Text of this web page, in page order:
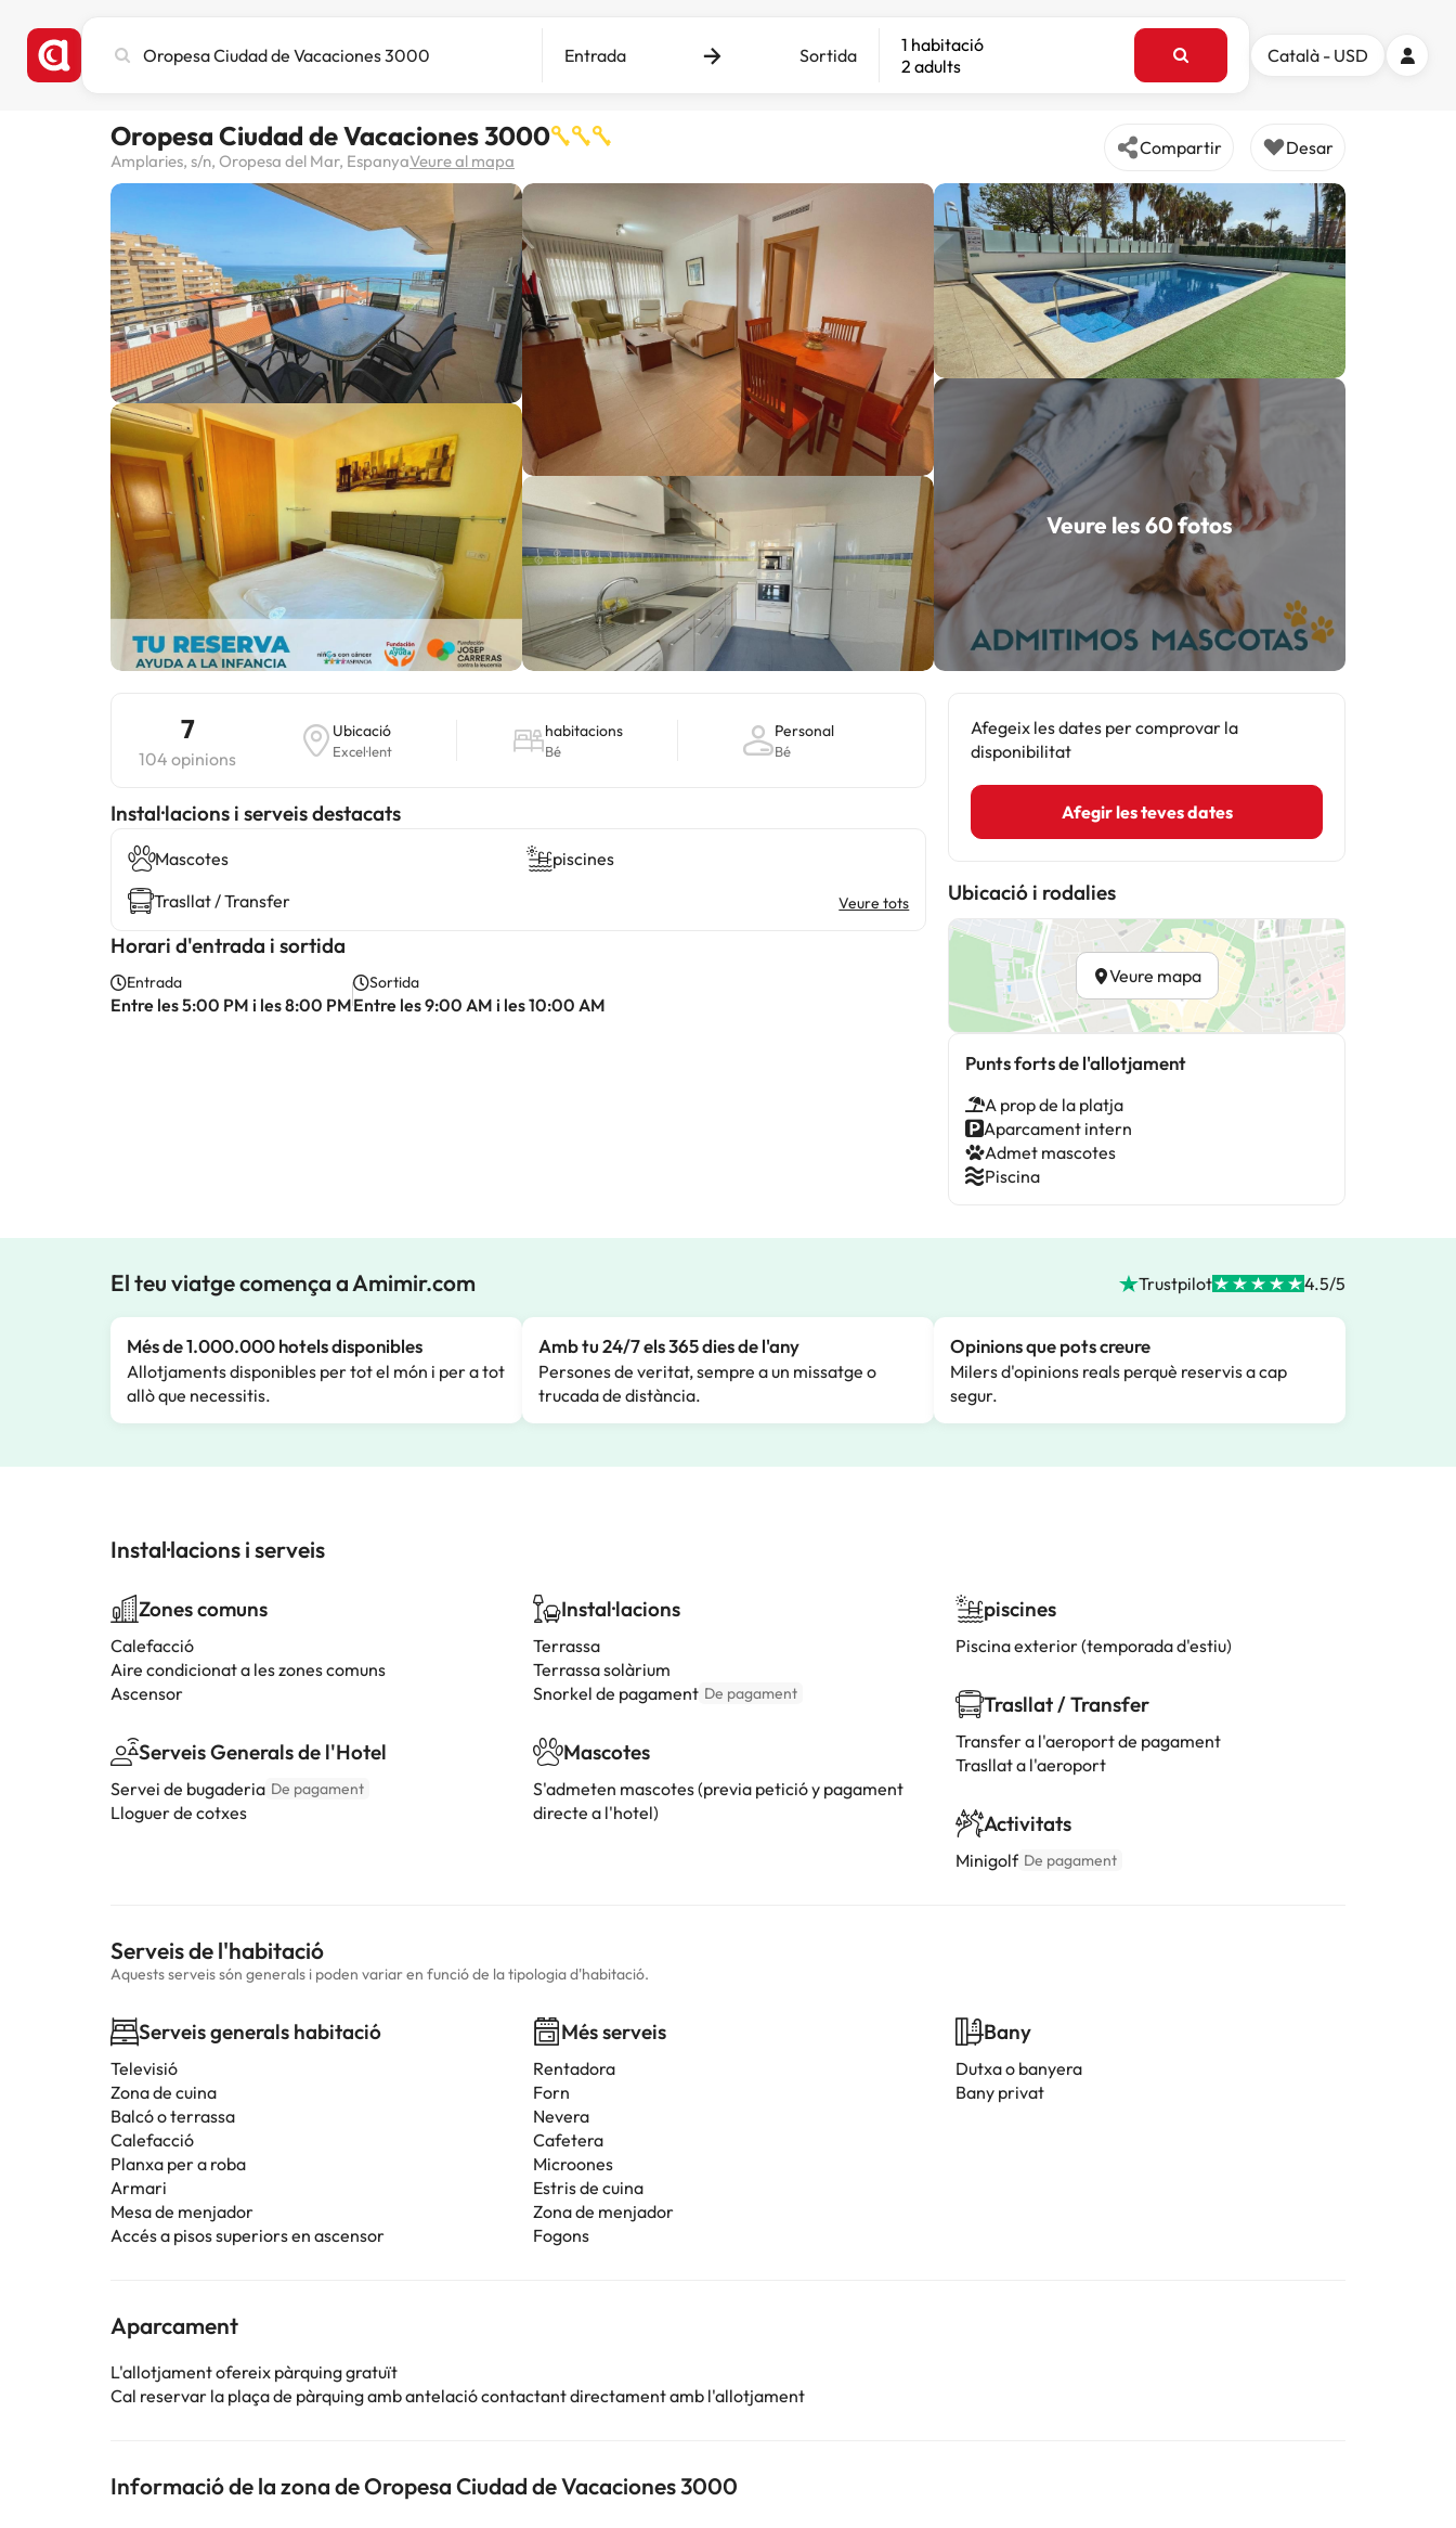
ciutat,
destinació
Entrada Sortida
1 habitació
2 adults
Català - USD
Oropesa Ciudad de Vacaciones 3000
Amplaries, s/n, Oropesa del Mar, EspanyaVeure al mapa
Compartir Desar
Veure les 60 fotos
7
104 opinions
Ubicació
Excel·lent
habitacions
Bé
Personal
Bé
Instal·lacions i serveis destacats
Mascotes
piscines
Trasllat / Transfer
Veure tots
Horari d'entrada i sortida
Entrada
Entre les 5:00 PM i les 8:00 PM
Sortida
Entre les 9:00 AM i les 10:00 AM
Afegeix les dates per comprovar la
disponibilitat
Afegir les teves dates
Ubicació i rodalies
Veure mapa
Punts forts de l'allotjament
A prop de la platja
Aparcament intern
Admet mascotes
Piscina
El teu viatge comença a Amimir.com Trustpilot 4.5/5
Més de 1.000.000 hotels disponibles
Allotjaments disponibles per tot el món i per a tot
allò que necessitis.
Amb tu 24/7 els 365 dies de l'any
Persones de veritat, sempre a un missatge o
trucada de distància.
Opinions que pots creure
Milers d'opinions reals perquè reservis a cap
segur.
Instal·lacions i serveis
Zones comuns
Calefacció
Aire condicionat a les zones comuns
Ascensor
Serveis Generals de l'Hotel
Servei de bugaderia De pagament
Lloguer de cotxes
Instal·lacions
Terrassa
Terrassa solàrium
Snorkel de pagament De pagament
Mascotes
S'admeten mascotes (previa petició y pagament
directe a l'hotel)
piscines
Piscina exterior (temporada d'estiu)
Trasllat / Transfer
Transfer a l'aeroport de pagament
Trasllat a l'aeroport
Activitats
Minigolf De pagament
Serveis de l'habitació
Aquests serveis són generals i poden variar en funció de la tipologia d'habitació.
Serveis generals habitació
Televisió
Zona de cuina
Balcó o terrassa
Calefacció
Planxa per a roba
Armari
Mesa de menjador
Accés a pisos superiors en ascensor
Més serveis
Rentadora
Forn
Nevera
Cafetera
Microones
Estris de cuina
Zona de menjador
Fogons
Bany
Dutxa o banyera
Bany privat
Aparcament
L'allotjament ofereix pàrquing gratuït
Cal reservar la plaça de pàrquing amb antelació contactant directament amb l'allotjament
Informació de la zona de Oropesa Ciudad de Vacaciones 3000